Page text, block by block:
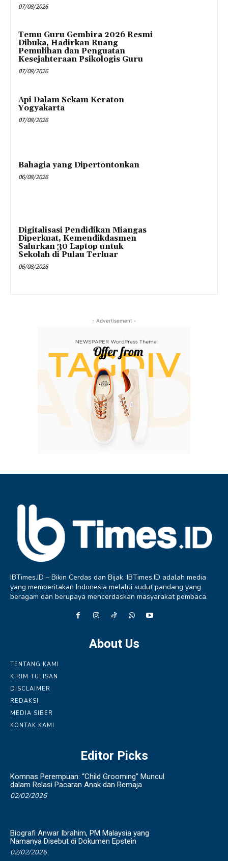
07/08/2026
Temu Guru Gembira 2026 Resmi
Dibuka, Hadirkan Ruang
Pemulihan dan Penguatan
Kesejahteraan Psikologis Guru
07/08/2026
Api Dalam Sekam Keraton
Yogyakarta
07/08/2026
Bahagia yang Dipertontonkan
06/08/2026
Digitalisasi Pendidikan Miangas
Diperkuat, Kemendikdasmen
Salurkan 30 Laptop untuk
Sekolah di Pulau Terluar
06/08/2026
- Advertisement -
IBTimes.ID – Bikin Cerdas dan Bijak. IBTimes.ID adalah media
yang memberitakan Indonesia melalui sudut pandang yang
beragam dan berupaya mencerdaskan masyarakat pembaca.
About Us
TENTANG KAMI
KIRIM TULISAN
DISCLAIMER
REDAKSI
MEDIA SIBER
KONTAK KAMI
Editor Picks
Komnas Perempuan: “Child Grooming” Muncul
dalam Relasi Pacaran Anak dan Remaja
02/02/2026
Biografi Anwar Ibrahim, PM Malaysia yang
Namanya Disebut di Dokumen Epstein
02/02/2026